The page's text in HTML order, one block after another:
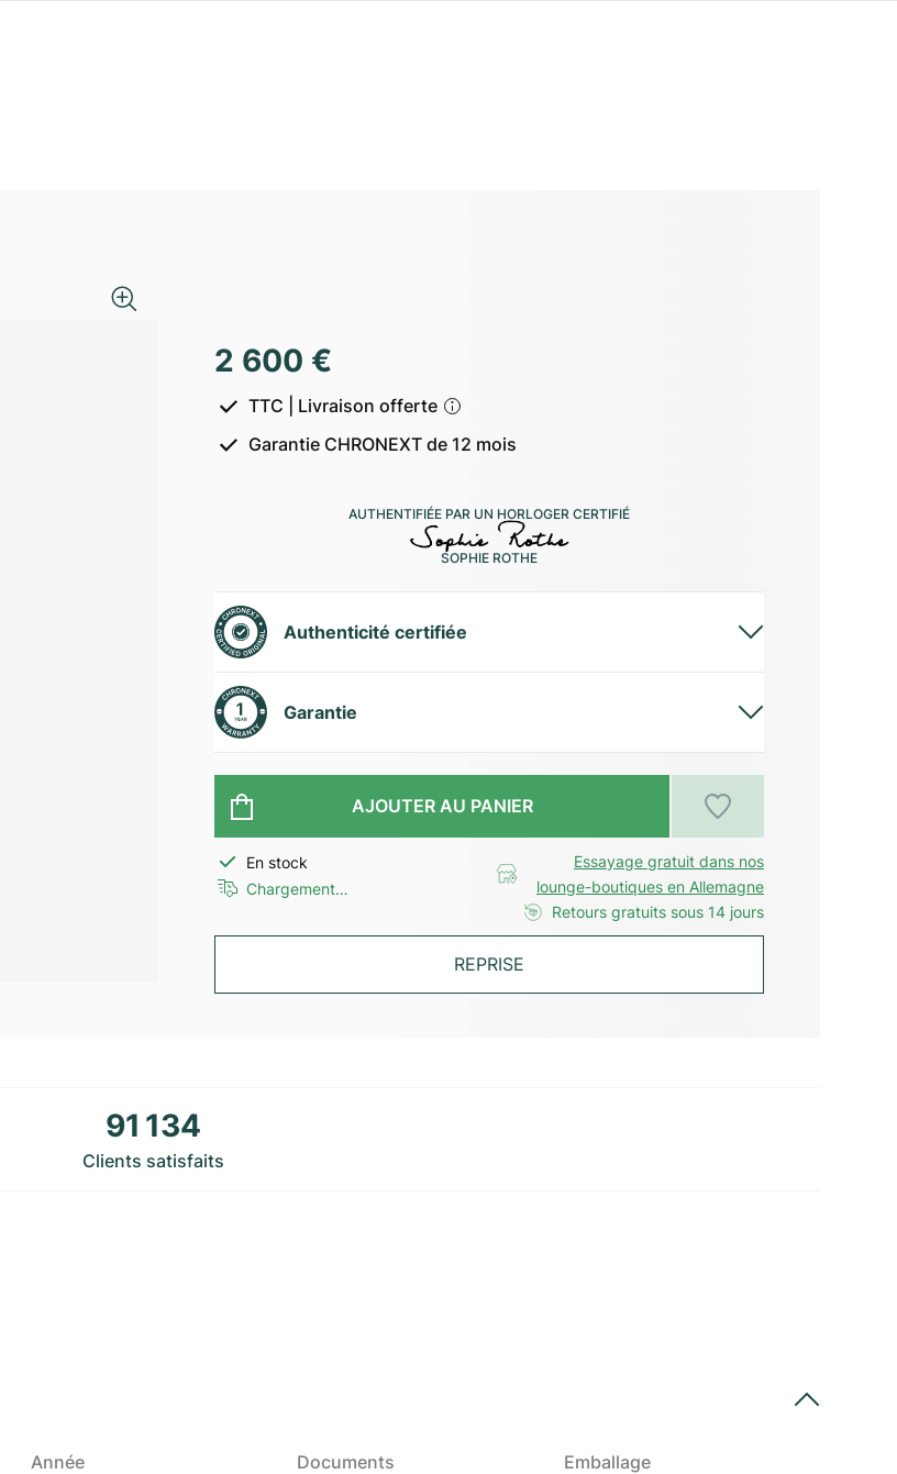
2 600 €
TTC | Livraison offerte
Garantie CHRONEXT de 12 mois
AUTHENTIFIÉE PAR UN HORLOGER CERTIFIÉ
SOPHIE ROTHE
Authenticité certifiée
Garantie
AJOUTER AU PANIER
En stock
Chargement…
Essayage gratuit dans nos
lounge-boutiques en Allemagne
Retours gratuits sous 14 jours
REPRISE
91 134
Clients satisfaits
Année
Documents
Emballage